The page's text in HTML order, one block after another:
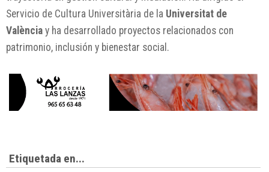
Servicio de Cultura Universitària de la Universitat de
València y ha desarrollado proyectos relacionados con
patrimonio, inclusión y bienestar social.
Etiquetada en...